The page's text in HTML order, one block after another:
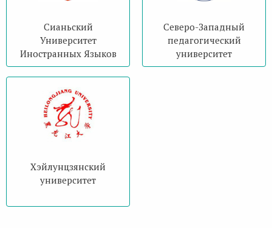
Сианьский
Университет
Иностранных Языков
Северо-Западный
педагогический
университет
Хэйлунцзянский
университет